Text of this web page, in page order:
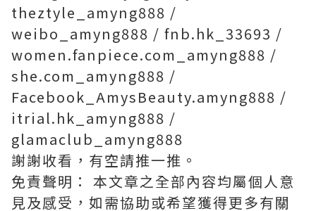
theztyle_amyng888 /
weibo_amyng888 / fnb.hk_33693 /
women.fanpiece.com_amyng888 /
she.com_amyng888 /
Facebook_AmysBeauty.amyng888 /
itrial.hk_amyng888 /
glamaclub_amyng888
謝謝收看，有空請推一推。
免責聲明： 本文章之全部內容均屬個人意
見及感受，如需協助或希望獲得更多有關